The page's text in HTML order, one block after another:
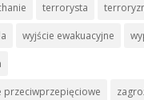
terrorysta
wyjście ewakuacyjne
przeciwprzepięciowe